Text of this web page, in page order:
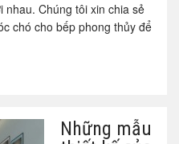
Chúng tôi xin chia sẻ
chó cho bếp phong thủy để
Những mẫu